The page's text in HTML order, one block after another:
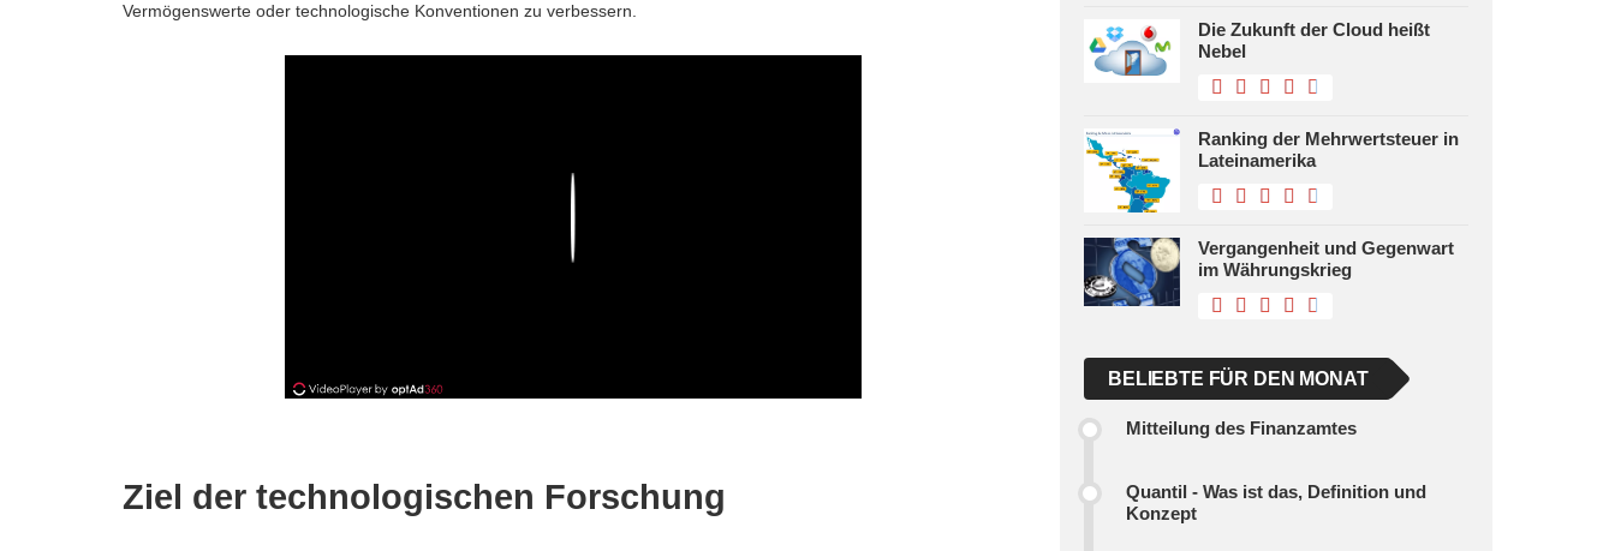
Vermögenswerte oder technologische Konventionen zu verbessern.
Ziel der technologischen Forschung
Die Zukunft der Cloud heißt
Nebel
Ranking der Mehrwertsteuer in
Lateinamerika
Vergangenheit und Gegenwart
im Währungskrieg
BELIEBTE FÜR DEN MONAT
Mitteilung des Finanzamtes
Quantil - Was ist das, Definition und
Konzept